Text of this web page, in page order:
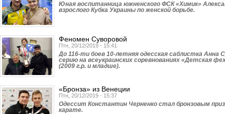
Юная воспитанница южненского ФСК «Химик»
взрослого Кубка Украины по женской борьбе.
Феномен Суворовой
Птн, 20/12/2019 - 15:41
До 116-ти боев 10-летняя одесская саблистка Анна
серию на всеукраинских соревнованиях «Детская
(2009 г.р. и младше).
«Бронза» из Венеции
Птн, 20/12/2019 - 15:37
Одессит Константин Черненко стал бронзовым
карате.